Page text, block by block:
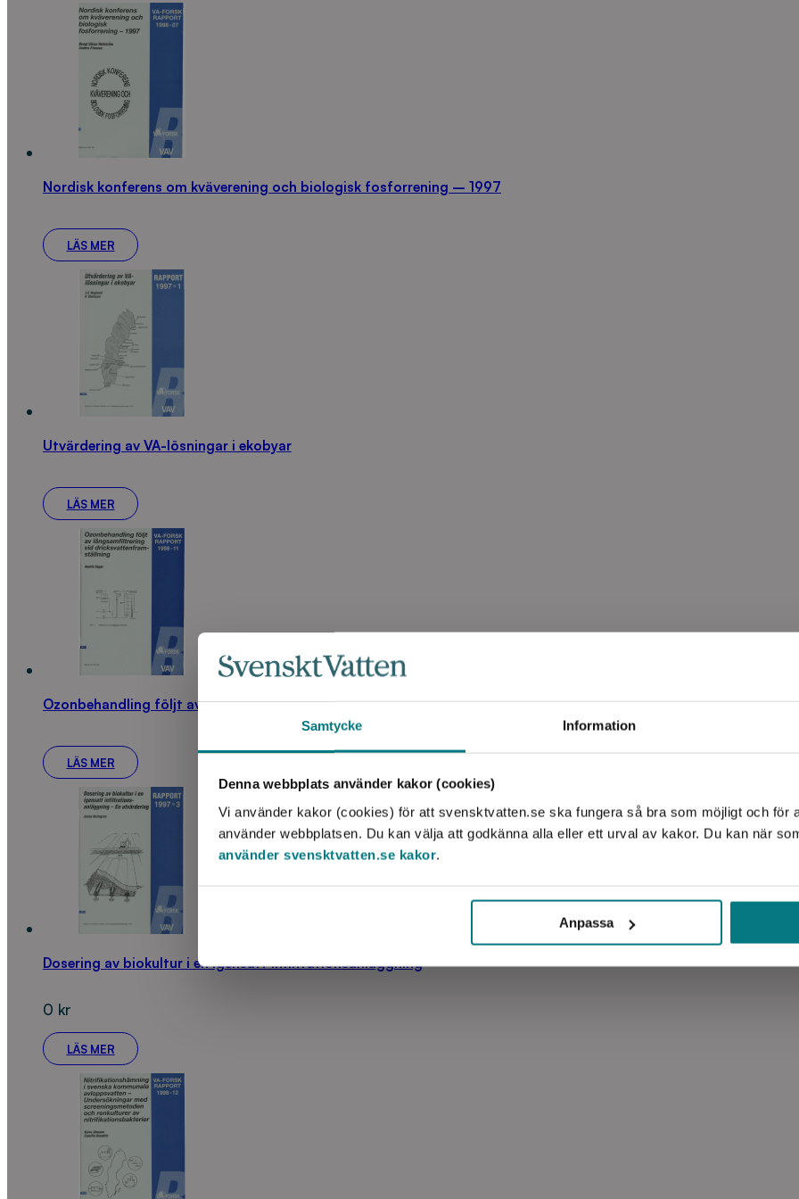
Samtycke Information
Denna webbplats använder kakor (cookies)
Vi använder kakor (cookies) för att svensktvatten.se ska fungera så bra som möjligt och för
använder webbplatsen. Du kan välja att godkänna alla eller ett urval av kakor. Du kan när
använder svensktvatten.se kakor.
Anpassa
Nordisk konferens om kväverening och biologisk fosforrening – 1997
LÄS MER
Utvärdering av VA-lösningar i ekobyar
LÄS MER
Ozonbehandling följt av långsamfiltrering vid dricksvattenframställning
LÄS MER
Dosering av biokultur i en igensatt infiltrationsanläggning
0 kr
LÄS MER